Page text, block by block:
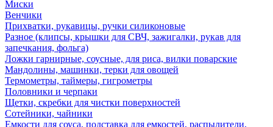
Миски
Венчики
Прихватки, рукавицы, ручки силиконовые
Разное (клипсы, крышки для СВЧ, зажигалки, рукав для
запечкания, фольга)
Ложки гарнирные, соусные, для риса, вилки поварские
Мандолины, машинки, терки для овощей
Термометры, таймеры, гигрометры
Половники и черпаки
Щетки, скребки для чистки поверхностей
Сотейники, чайники
Емкости для соуса, подставка для емкостей, распылители,